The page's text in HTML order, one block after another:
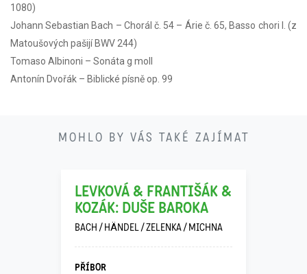
1080)
Johann Sebastian Bach – Chorál č. 54 – Árie č. 65, Basso chori I. (z
Matoušových pašijí BWV 244)
Tomaso Albinoni – Sonáta g moll
Antonín Dvořák – Biblické písně op. 99
MOHLO BY VÁS TAKÉ ZAJÍMAT
11
LEVKOVÁ & FRANTIŠÁK &
KOZÁK: DUŠE BAROKA
BACH / HÄNDEL / ZELENKA / MICHNA
PŘÍBOR